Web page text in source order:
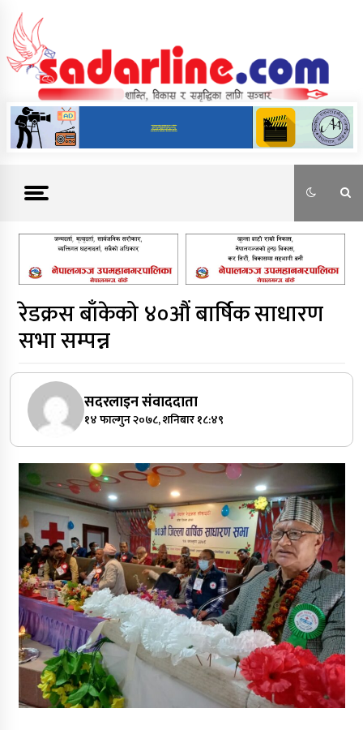
content
News For Nepal
रेडक्रस बाँकेको ४०औं बार्षिक साधारण
सभा सम्पन्न
सदरलाइन संवाददाता
१४ फाल्गुन २०७८, शनिबार १८:४९